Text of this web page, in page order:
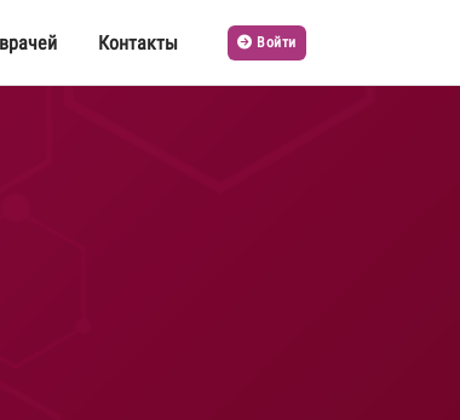
Контакты Войти